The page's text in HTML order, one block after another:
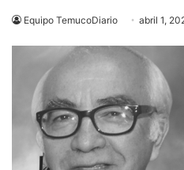
Equipo TemucoDiario abril 1,